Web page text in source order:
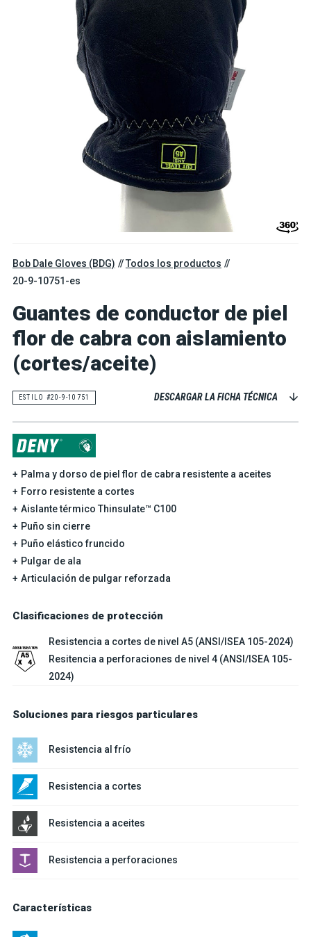
Bob Dale Gloves (BDG)
Todos los productos
20-9-10751-es
Guantes de conductor de piel
flor de cabra con aislamiento
(cortes/aceite)
ESTILO #20-9-10751 DESCARGAR LA FICHA TÉCNICA
Palma y dorso de piel flor de cabra resistente a aceites
Forro resistente a cortes
Aislante térmico Thinsulate™ C100
Puño sin cierre
Puño elástico fruncido
Pulgar de ala
Articulación de pulgar reforzada
Clasificaciones de protección
Resistencia a cortes de nivel A5 (ANSI/ISEA 105-2024)
Resitencia a perforaciones de nivel 4 (ANSI/ISEA 105-
2024)
Soluciones para riesgos particulares
Resistencia al frío
Resistencia a cortes
Resistencia a aceites
Resistencia a perforaciones
Características